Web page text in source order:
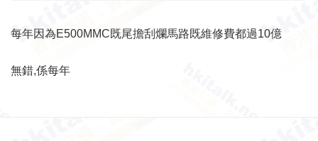
每年因為E500MMC既尾擔刮爛馬路既維修費都過10億
無錯,係每年